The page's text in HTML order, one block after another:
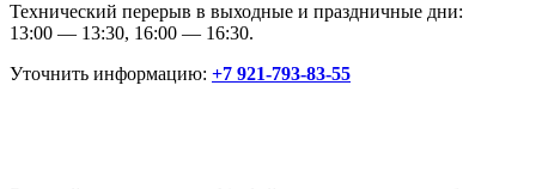
Технический перерыв в выходные и праздничные дни:
13:00 — 13:30, 16:00 — 16:30.
Уточнить информацию: +7 921-793-83-55